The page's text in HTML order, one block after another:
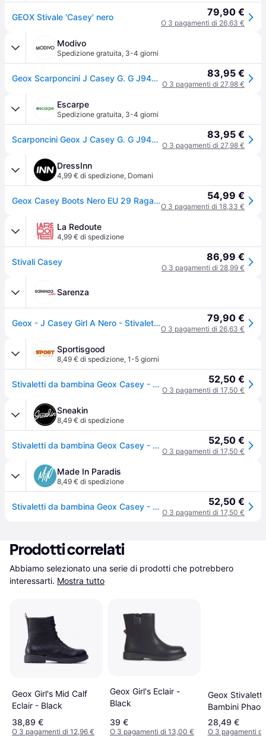
GEOX Stivale 'Casey' nero 79,90 €
O 3 pagamenti di 26,63 €
Modivo
Spedizione gratuita, 3-4 giorni
Geox Scarponcini J Casey G. G J9420G 000HH C9999 S Nero 83,95 €
O 3 pagamenti di 27,98 €
Escarpe
Spedizione gratuita, 3-4 giorni
Scarponcini Geox J Casey G. G J9420G 000HH C9999 S Nero 83,95 €
O 3 pagamenti di 27,98 €
DressInn
4,99 € di spedizione, Domani
Geox Casey Boots Nero EU 29 Ragazza 54,99 €
O 3 pagamenti di 18,33 €
La Redoute
4,99 € di spedizione
Stivali Casey 86,99 €
O 3 pagamenti di 28,99 €
Sarenza
Geox - J Casey Girl A Nero - Stivaletti e tronchetti 79,90 €
O 3 pagamenti di 26,63 €
Sportisgood
8,49 € di spedizione, 1-5 giorni
Stivaletti da bambina Geox Casey - Noir 52,50 €
O 3 pagamenti di 17,50 €
Sneakin
8,49 € di spedizione
Stivaletti da bambina Geox Casey - Noir 52,50 €
O 3 pagamenti di 17,50 €
Made In Paradis
8,49 € di spedizione
Stivaletti da bambina Geox Casey - Noir - 31 52,50 €
O 3 pagamenti di 17,50 €
Prodotti correlati
Abbiamo selezionato una serie di prodotti che potrebbero
interessarti. Mostra tutto
Geox Girl's Mid Calf
Eclair - Black
38,89 €
O 3 pagamenti di 12,96 €
Geox Girl's Eclair -
Black
39 €
O 3 pagamenti di 13,00 €
Geox Stivaletti
Bambini
28,49 €
O 3 pagamenti